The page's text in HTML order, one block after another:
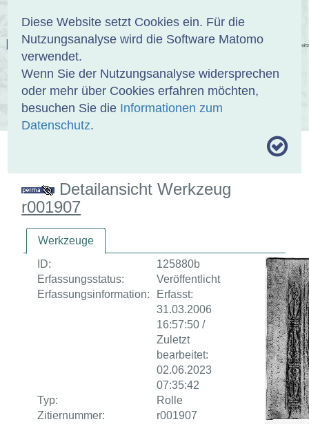
Diese Website setzt Cookies ein. Für die
Nutzungsanalyse wird die Software Matomo
verwendet.
Wenn Sie der Nutzungsanalyse widersprechen
oder mehr über Cookies erfahren möchten,
besuchen Sie die Informationen zum
Datenschutz.
EINBANDDATENBANK
ÜBER UNS SAMMLUNGEN SUCHE
Detailansicht Werkzeug
r001907
Werkzeuge
ID:
125880b
Erfassungsstatus:
Veröffentlicht
Erfassungsinformation:
Erfasst:
31.03.2006
16:57:50 /
Zuletzt
bearbeitet:
02.06.2023
07:35:42
Typ:
Rolle
Zitiernummer:
r001907